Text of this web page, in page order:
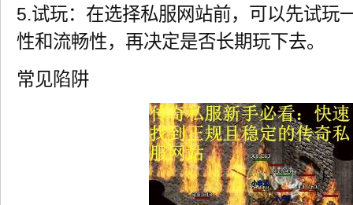
5.试玩：在选择私服网站前，可以先试玩
性和流畅性，再决定是否长期玩下去。
常见陷阱